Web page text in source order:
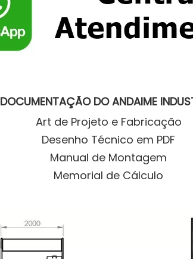
DOCUMENTAÇÃO DO ANDAIME
Art de Projeto e Fabricação
Desenho Técnico em PDF
Manual de Montagem
Memorial de Cálculo